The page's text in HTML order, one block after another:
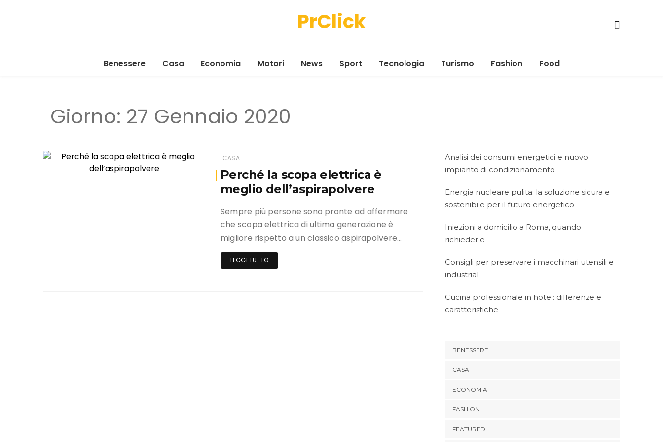
PrClick
Benessere Casa Economia Motori News Sport Tecnologia Turismo Fashion Food
Giorno: 27 Gennaio 2020
CASA
Perché la scopa elettrica è
meglio dell’aspirapolvere
Sempre più persone sono pronte ad affermare
che scopa elettrica di ultima generazione è
migliore rispetto a un classico aspirapolvere…
LEGGI TUTTO
Analisi dei consumi energetici e nuovo
impianto di condizionamento
Energia nucleare pulita: la soluzione sicura e
sostenibile per il futuro energetico
Iniezioni a domicilio a Roma, quando
richiederle
Consigli per preservare i macchinari utensili e
industriali
Cucina professionale in hotel: differenze e
caratteristiche
BENESSERE
CASA
ECONOMIA
FASHION
FEATURED